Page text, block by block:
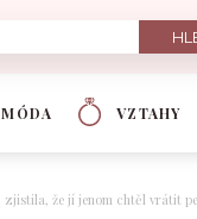
MÓDA VZTAHY
zjistila, že jí jenom chtěl vrátit